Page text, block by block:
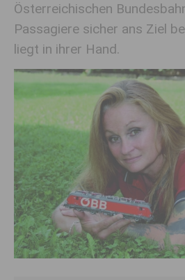
Österreichischen
Passagiere sicher ans Ziel
liegt in ihrer Hand.